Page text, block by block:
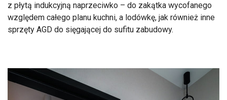
z płytą indukcyjną naprzeciwko – do zakątka wycofanego
względem całego planu kuchni, a lodówkę, jak również inne
sprzęty AGD do sięgającej do sufitu zabudowy.